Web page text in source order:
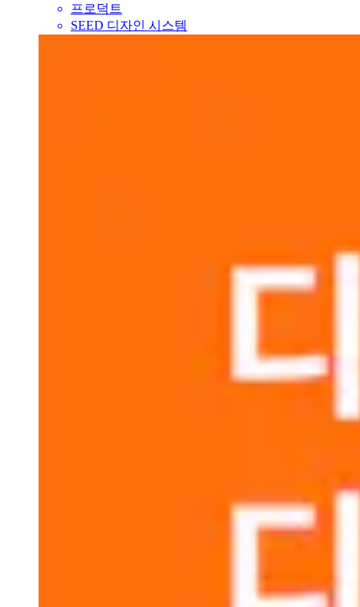
프로덕트
SEED 디자인 시스템